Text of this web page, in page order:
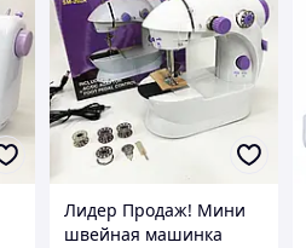
Лидер Продаж! Мини
швейная машинка